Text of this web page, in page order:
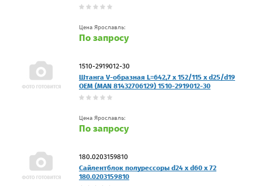
Цена Ярославль:
По запросу
1510-2919012-30
Штанга V-образная L=642,7 x 152/115 x d25/d19
OEM (MAN 81432706129) 1510-2919012-30
Цена Ярославль:
По запросу
180.0203159810
Сайлентблок полурессоры d24 x d60 x 72
180.0203159810